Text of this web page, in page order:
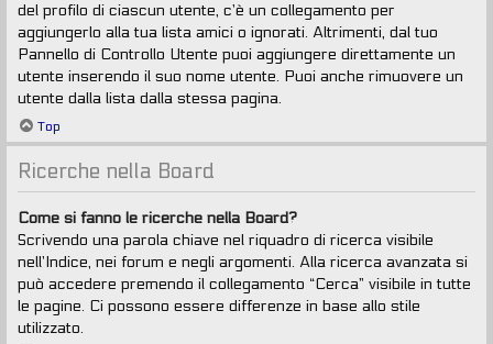
del profilo di ciascun utente, c’è un collegamento per
aggiungerlo alla tua lista amici o ignorati. Altrimenti, dal tuo
Pannello di Controllo Utente puoi aggiungere direttamente un
utente inserendo il suo nome utente. Puoi anche rimuovere un
utente dalla lista dalla stessa pagina.
Top
Ricerche nella Board
Come si fanno le ricerche nella Board?
Scrivendo una parola chiave nel riquadro di ricerca visibile
nell’Indice, nei forum e negli argomenti. Alla ricerca avanzata si
può accedere premendo il collegamento “Cerca” visibile in tutte
le pagine. Ci possono essere differenze in base allo stile
utilizzato.